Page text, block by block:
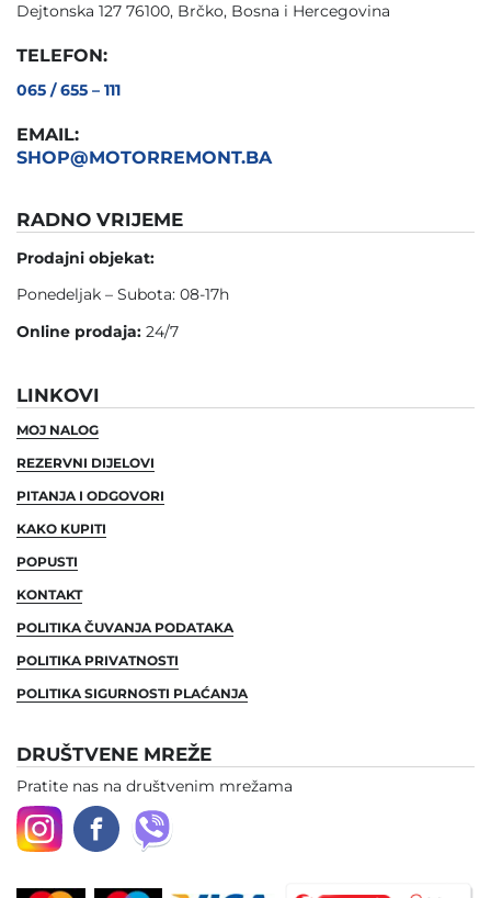
Dejtonska 127 76100, Brčko, Bosna i Hercegovina
TELEFON:
065 / 655 – 111
EMAIL:
SHOP@MOTORREMONT.BA
RADNO VRIJEME
Prodajni objekat:
Ponedeljak – Subota: 08-17h
Online prodaja: 24/7
LINKOVI
MOJ NALOG
REZERVNI DIJELOVI
PITANJA I ODGOVORI
KAKO KUPITI
POPUSTI
KONTAKT
POLITIKA ČUVANJA PODATAKA
POLITIKA PRIVATNOSTI
POLITIKA SIGURNOSTI PLAĆANJA
DRUŠTVENE MREŽE
Pratite nas na društvenim mrežama